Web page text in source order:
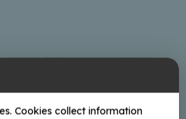
Cookies collect information